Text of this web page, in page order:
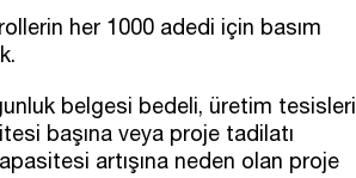
her 1000 adedi için basım
belgesi bedeli, üretim tesisleri
başına veya proje tadilatı
artışına neden olan proje